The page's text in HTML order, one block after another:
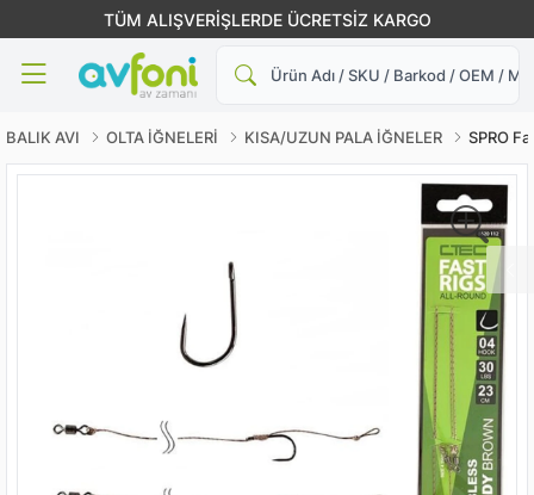
TÜM ALIŞVERİŞLERDE ÜCRETSİZ KARGO
BALIK AVI OLTA İĞNELERİ KISA/UZUN PALA İĞNELER SPRO